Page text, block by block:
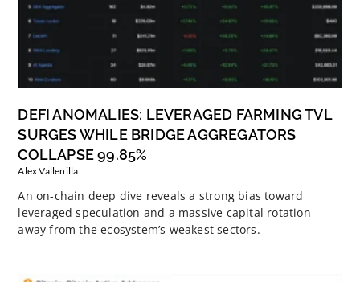
DEFI ANOMALIES: LEVERAGED FARMING TVL
SURGES WHILE BRIDGE AGGREGATORS
COLLAPSE 99.85%
Alex Vallenilla
An on-chain deep dive reveals a strong bias toward
leveraged speculation and a massive capital rotation
away from the ecosystem’s weakest sectors.